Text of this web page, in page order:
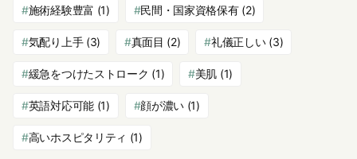
施術経験豊富 (1) 民間・国家資格保有(2)
気配り上手(3) 真面目 (2) 礼儀正しい(3)
緩急をつけたストローク (1) 美肌 (1)
英語対応可能(1) 顔が濃い (1)
高いホスピタリティ (1)